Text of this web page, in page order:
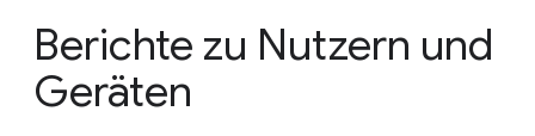
Berichte zu Nutzern und
Geräten